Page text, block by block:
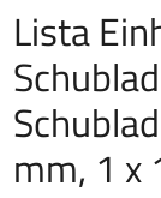
Lista
mm, 1 x